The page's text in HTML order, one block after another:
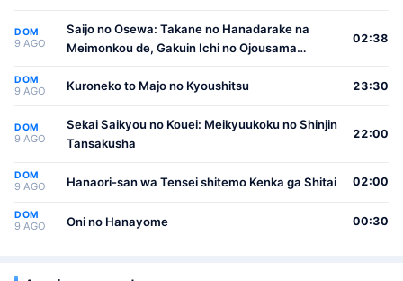
DOM
9 AGO
Saijo no Osewa: Takane no Hanadarake na
Meimonkou de, Gakuin Ichi no Ojousama
Osewa suru Koto ni Narimashita
02:38
DOM
9 AGO Kuroneko to Majo no Kyoushitsu 23:30
DOM
9 AGO
Sekai Saikyou no Kouei: Meikyuukoku no Shinjin
Tansakusha
22:00
DOM
9 AGO Hanaori-san wa Tensei shitemo Kenka ga Shitai 02:00
DOM
9 AGO Oni no Hanayome 00:30